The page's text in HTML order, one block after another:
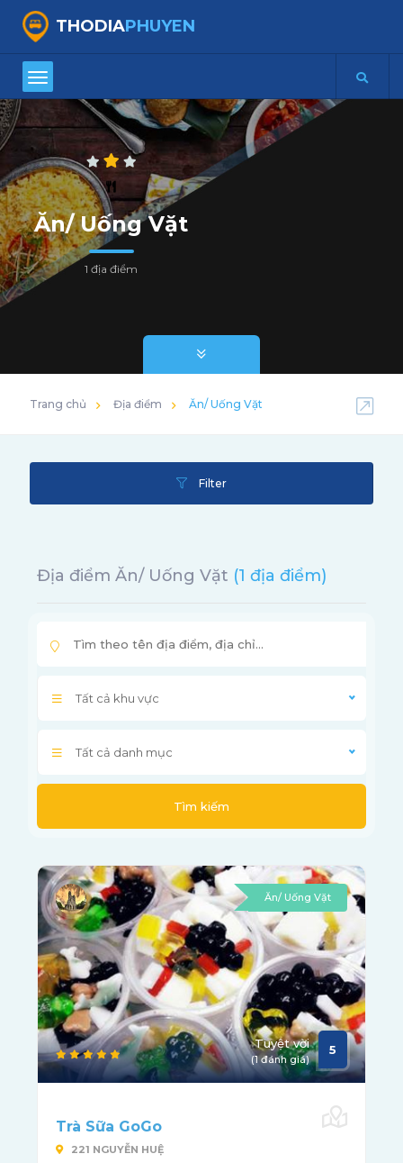
THODIAPHUYEN
Ăn/ Uống Vặt
1 địa điểm
Trang chủ Địa điểm Ăn/ Uống Vặt
Filter
Địa điểm Ăn/ Uống Vặt (1 địa điểm)
Tất cả khu vực
Tất cả danh mục
Tìm kiếm
Ăn/ Uống Vặt
Tuyệt vời
(1 đánh giá)
5
Trà Sữa GoGo
221 NGUYỄN HUỆ